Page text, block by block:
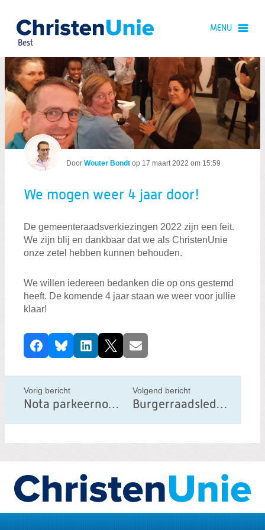
Spring
naar
inhoud
Spring
naar
het
hoofdmenu
Best
MENU
We mogen weer 4 jaar door!
Door Wouter Bondt op 17 maart 2022 om 15:59
We mogen weer 4 jaar door!
De gemeenteraadsverkiezingen 2022 zijn een feit.
We zijn blij en dankbaar dat we als ChristenUnie
onze zetel hebben kunnen behouden.
We willen iedereen bedanken die op ons gestemd
heeft. De komende 4 jaar staan we weer voor jullie
klaar!
D
e
e
l
d
r
i
c
FacebookBlueskyLinkedIn
X E-mail
Vorig bericht
Nota parkeernormen, wat kunnen we hiermee?
Volgend bericht
Burgerraadsleden benoemd